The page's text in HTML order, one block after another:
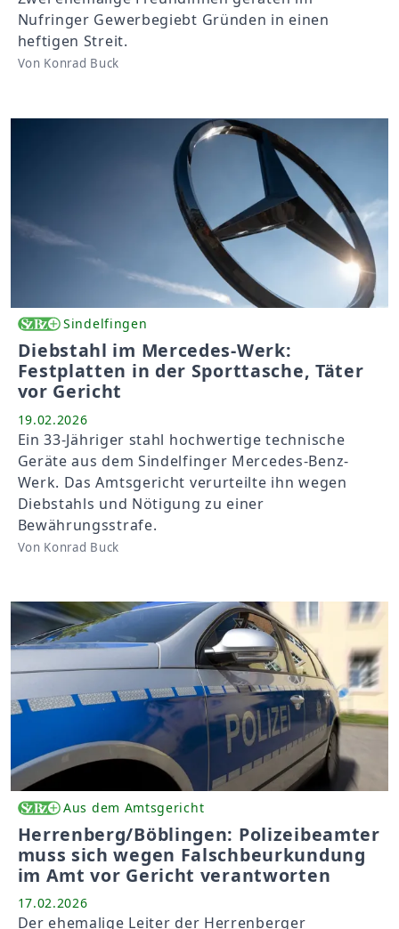
Nufringer Gewerbegiebt Gründen in einen
heftigen Streit.
Von Konrad Buck
Sindelfingen
Diebstahl im Mercedes-Werk:
Festplatten in der Sporttasche, Täter
vor Gericht
19.02.2026
Ein 33-Jähriger stahl hochwertige technische
Geräte aus dem Sindelfinger Mercedes-Benz-
Werk. Das Amtsgericht verurteilte ihn wegen
Diebstahls und Nötigung zu einer
Bewährungsstrafe.
Von Konrad Buck
Aus dem Amtsgericht
Herrenberg/Böblingen: Polizeibeamter
muss sich wegen Falschbeurkundung
im Amt vor Gericht verantworten
17.02.2026
Der ehemalige Leiter der Herrenberger